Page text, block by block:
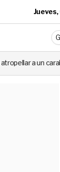
en plena